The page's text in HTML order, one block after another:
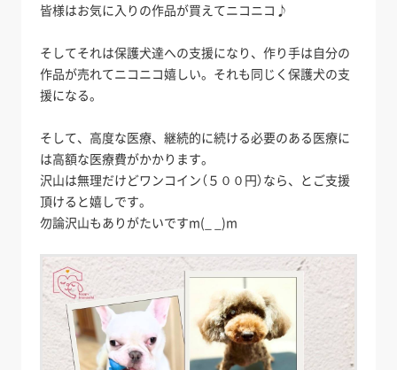
皆様はお気に入りの作品が買えてニコニコ♪
そしてそれは保護犬達への支援になり、作り手は自分の
作品が売れてニコニコ嬉しい。それも同じく保護犬の支
援になる。
そして、高度な医療、継続的に続ける必要のある医療に
は高額な医療費がかかります。
沢山は無理だけどワンコイン（５００円）なら、とご支援
頂けると嬉しです。
勿論沢山もありがたいですm(_ _)m